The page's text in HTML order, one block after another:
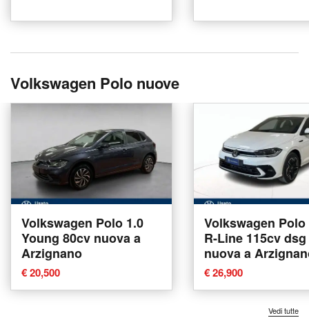
Volkswagen Polo nuove
Volkswagen Polo 1.0
Young 80cv nuova a
Arzignano
€ 20,500
Volkswagen
R-Line 115cv dsg
nuova a
€ 26,900
Vedi tutte